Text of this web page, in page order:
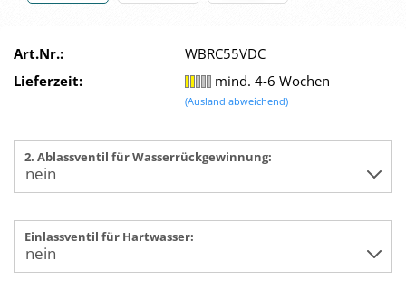
Art.Nr.:
WBRC55VDC
Lieferzeit:
mind. 4-6 Wochen
(Ausland abweichend)
2. Ablassventil für Wasserrückgewinnung:
Einlassventil für Hartwasser: